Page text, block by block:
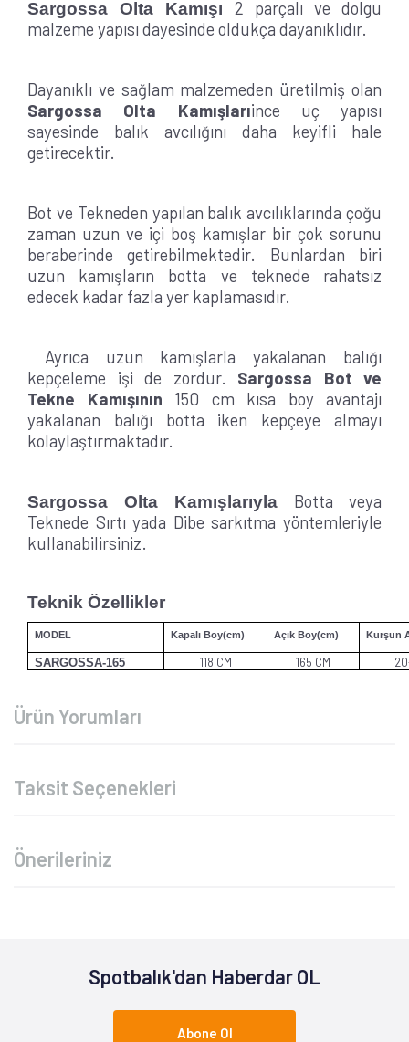
Sargossa Olta Kamışı 2 parçalı ve dolgu
malzeme yapısı dayesinde oldukça dayanıklıdır.
Dayanıklı ve sağlam malzemeden üretilmiş olan
Sargossa Olta Kamışlarıince uç yapısı
sayesinde balık avcılığını daha keyifli hale
getirecektir.
Bot ve Tekneden yapılan balık avcılıklarında çoğu
zaman uzun ve içi boş kamışlar bir çok sorunu
beraberinde getirebilmektedir. Bunlardan biri
uzun kamışların botta ve teknede rahatsız
edecek kadar fazla yer kaplamasıdır.
Ayrıca uzun kamışlarla yakalanan balığı
kepçeleme işi de zordur. Sargossa Bot ve
Tekne Kamışının 150 cm kısa boy avantajı
yakalanan balığı botta iken kepçeye almayı
kolaylaştırmaktadır.
Sargossa Olta Kamışlarıyla Botta veya
Teknede Sırtı yada Dibe sarkıtma yöntemleriyle
kullanabilirsiniz.
Teknik Özellikler
MODEL Kapalı Boy(cm) Açık Boy(cm) Kurşun
SARGOSSA-165 118 CM 165 CM
Ürün Yorumları
Taksit Seçenekleri
Önerileriniz
Spotbalık'dan Haberdar OL
Abone Ol